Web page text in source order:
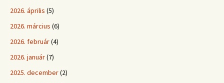
2026. április (5)
2026. március (6)
2026. február(4)
2026. január(7)
2025. december(2)